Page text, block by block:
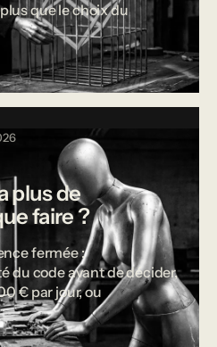
que le choix du
plus de
faire ?
fermée :
du code avant de décider,
€ par jour, ou